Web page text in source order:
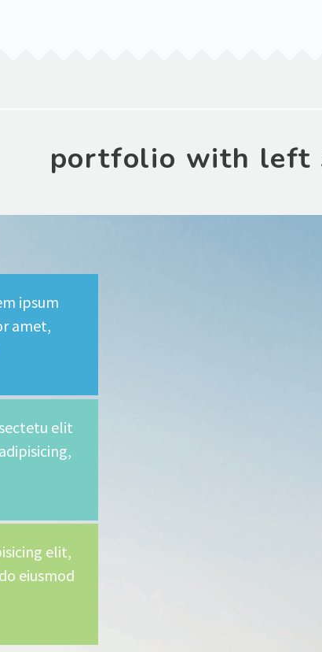
portfolio with left
ipsum
amet,
elit
elit,
eiusmod